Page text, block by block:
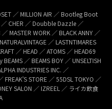
／ MILLION AIR ／ Bootleg Boot
／ CHER ／ Doubble Dazzle ／
MASTER WORK ／ BLACK ANNY ／
／ LASTNTIMARES
／ HEAD ／ ATOMS ／ HEAD69
／ BEAMS BOY ／ UNSELTISH
INDUSTRIES INC. ／
FREAK’S STORE ／ 55DSL TOKYO ／
SALON ／ IZREEL ／ ライカ飲食